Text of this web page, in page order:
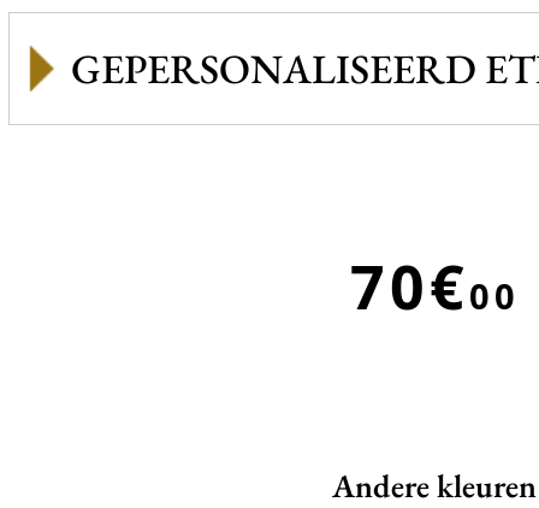
GEPERSONALISEERD
70€00
Andere kleuren